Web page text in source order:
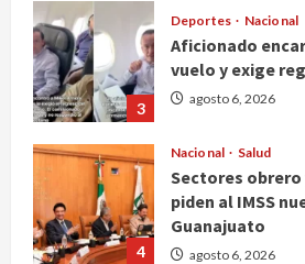
3
Deportes Nacional
Aficionado
vuelo y exige
agosto 6, 2026
4
Nacional Salud
Sectores
piden al IMSS
Guanajuato
agosto 6, 2026